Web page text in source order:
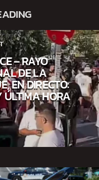
– RAYO
DE LA
EN DIRECTO:
ÚLTIMA HORA